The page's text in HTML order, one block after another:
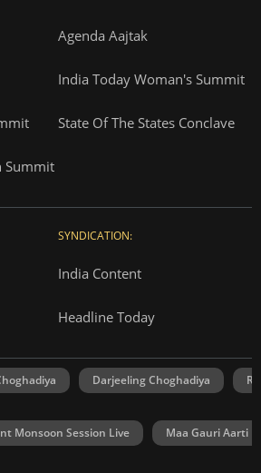
Agenda Aajtak
India Today Woman's Summit
State Of The States Conclave
Summit
SYNDICATION:
India Content
Headline Today
Darjeeling Choghadiya
Monsoon Session Live Maa Gauri Aarti